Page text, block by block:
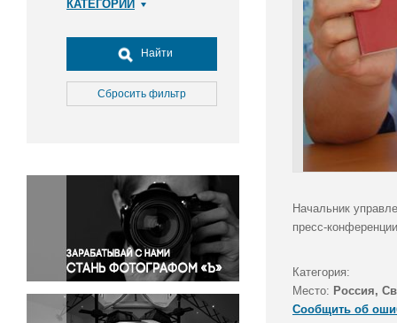
КАТЕГОРИИ
Досуг, туризм и отдых
Культура
Медицина
Окружающая среда
Политика
Правосудие
Происшествия и конфликты
Религия
Светская жизнь
Спорт
Найти
Сбросить фильтр
Начальник
пресс-
Категория:
Место: Россия,
Сообщить об